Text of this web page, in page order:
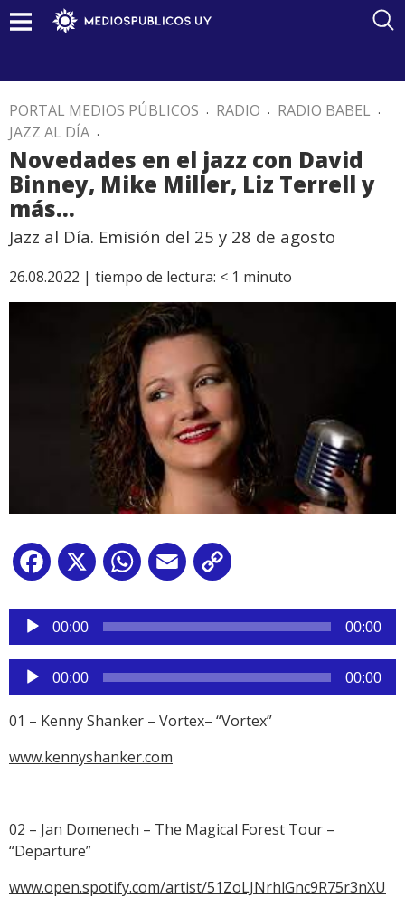
PORTAL MEDIOS PÚBLICOS . RADIO . RADIO BABEL .
JAZZ AL DÍA .
Novedades en el jazz con David
Binney, Mike Miller, Liz Terrell y
más…
Jazz al Día. Emisión del 25 y 28 de agosto
26.08.2022 | tiempo de lectura: < 1 minuto
Facebook
X WhatsApp
Email
Reproductor
audio
00:00 00:00
Reproductor
de
audio
00:00 00:00
01 – Kenny Shanker – Vortex– “Vortex”
www.kennyshanker.com
02 – Jan Domenech – The Magical Forest Tour –
“Departure”
www.open.spotify.com/artist/51ZoLJNrhlGnc9R75r3nXU